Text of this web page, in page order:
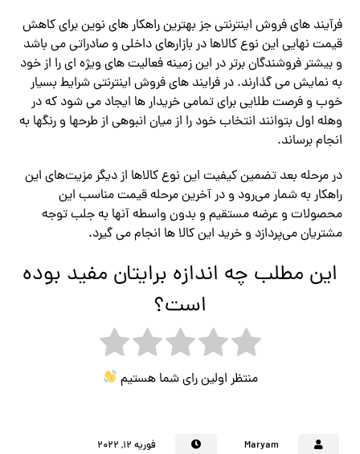
فرآیند های فروش اینترنتی جز بهترین راهکار های نوین برای کاهش
قیمت نهایی این نوع کالاها در بازارهای داخلی و صادراتی می باشد
و بیشتر فروشندگان برتر در این زمینه فعالیت های ویژه ای را از خود
به نمایش می‌ گذارند. در فرایند های فروش اینترنتی شرایط بسیار
خوب و فرصت طلایی برای تمامی خریدار ها ایجاد می‌ شود که در
وهله اول بتوانند انتخاب خود را از میان انبوهی از طرحها و رنگها به
انجام برساند.
در مرحله بعد تضمین کیفیت این نوع کالاها از دیگر مزیت‌های این
راهکار به شمار می‌رود و در آخرین مرحله قیمت مناسب این
محصولات و عرضه مستقیم و بدون واسطه آنها به جلب توجه
مشتریان می‌پردازد و خرید این کالا ها انجام می گیرد.
این مطلب چه اندازه برایتان مفید بوده
است؟
منتظر اولین رای شما هستیم
Maryam فوریه ۱۲, ۲۰۲۲